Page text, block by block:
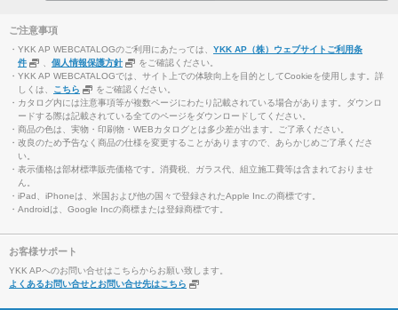
ご注意事項
・YKK AP WEBCATALOGのご利用にあたっては、 YKK AP（株）ウェブサイトご利用条
件
個人情報保護方針
をご確認ください。
・YKK AP WEBCATALOGでは、サイト上での体験向上を目的としてCookieを使用します。詳
しくは、 こちら
をご確認ください。
・カタログ内には注意事項等が複数ページにわたり記載されている場合があります。ダウンロ
ードする際は記載されている全てのページをダウンロードしてください。
・商品の色は、実物・印刷物・WEBカタログとは多少差が出ます。ご了承ください。
・改良のため予告なく商品の仕様を変更することがありますので、あらかじめご了承くださ
い。
・表示価格は部材標準販売価格です。消費税、ガラス代、組立施工費等は含まれておりませ
ん。
・iPad、iPhoneは、米国および他の国々で登録されたApple Inc.の商標です。
・Androidは、Google Incの商標または登録商標です。
お客様サポート
YKK APへのお問い合せはこちらからお願い致します。
よくあるお問い合せとお問い合せ先はこちら